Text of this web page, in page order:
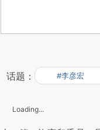
话题： #李彦宏
Loading...